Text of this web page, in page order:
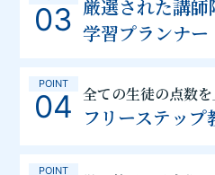
03 厳選された講師
学習プランナー
POINT
04 全ての生徒の点数
フリーステッ
POINT